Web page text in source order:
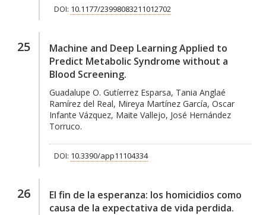
DOI: 10.1177/23998083211012702
25
Machine and Deep Learning Applied to
Predict Metabolic Syndrome without a
Blood Screening.
Guadalupe O. Gutíerrez Esparsa, Tania Anglaé
Ramírez del Real, Mireya Martínez García, Oscar
Infante Vázquez, Maite Vallejo, José Hernández
Torruco.
DOI: 10.3390/app11104334
26
El fin de la esperanza: los homicidios como
causa de la expectativa de vida perdida.